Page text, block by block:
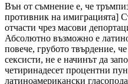
Вън от съмнение е, че
противник на имиграцията]
отчасти чрез масови
Абсолютно възможно е
повече, грубото твърдение,
сексисти, не е начинът да
четиринадесет процентни
латиноамерикански